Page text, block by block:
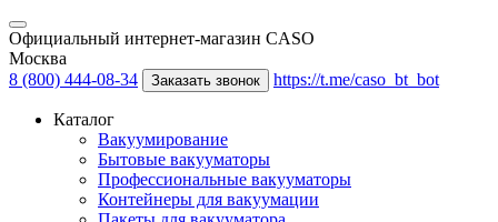
Официальный интернет-магазин CASO
Москва
8 (800) 444-08-34
Заказать звонок https://t.me/caso_bt_bot
Каталог
Вакуумирование
Бытовые вакууматоры
Профессиональные вакууматоры
Контейнеры для вакуумации